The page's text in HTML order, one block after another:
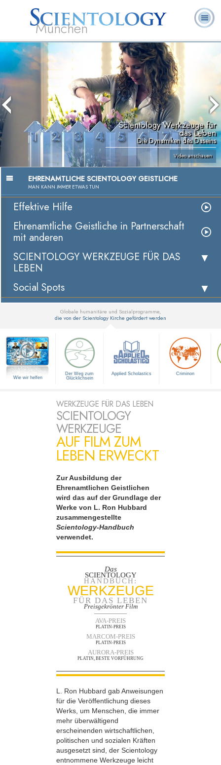
München
L. Ron
Hubbard
Scientology?
Ehrenamtliche
Geistliche
Häufig gestellte
Fragen
Scientology Werkzeuge für
das Leben
Die Dynamiken des Daseins
Video anschauen
EHRENAMTLICHE SCIENTOLOGY GEISTLICHE
MAN KANN IMMERETWAS TUN
Effektive Hilfe
Ehrenamtliche Geistliche in Partnerschaft
mit anderen
SCIENTOLOGY WERKZEUGE FÜR DAS
LEBEN
Social Spots
Globale humanitäre und Sozialprogramme,
die von der Scientology Kirche gefördert werden
Wie wir helfen
Der Weg zum
Glücklichsein
Applied Scholastics Criminon
WERKZEUGE FÜR DAS LEBEN
SCIENTOLOGY
WERKZEUGE
AUF FILM ZUM
LEBEN ERWECKT
Zur Ausbildung der
Ehrenamtlichen Geistlichen
wird das auf der Grundlage der
Werke von L. Ron Hubbard
zusammengestellte
Scientology-Handbuch
verwendet.
Das
SCIENTOLOGY
HANDBUCH:
WERKZEUGE
FÜR DAS LEBEN
Preisgekrönter Film
AVA-PREIS
PLATIN-PREIS
MARCOM-PREIS
PLATIN-PREIS
AURORA-PREIS
PLATIN, BESTE VORFÜHRUNG
L. Ron Hubbard gab Anweisungen
für die Veröffentlichung dieses
Werks, um Menschen, die immer
mehr überwältigend
erscheinenden wirtschaftlichen,
politischen und sozialen Kräften
ausgesetzt sind, der Scientology
entnommene Werkzeuge leicht